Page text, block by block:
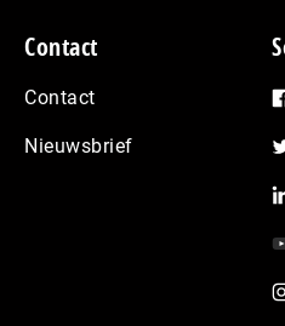
Contact
Contact
Nieuwsbrief